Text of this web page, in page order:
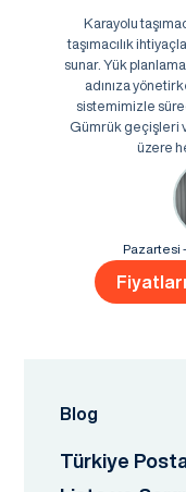
Karayolu
taşımacılık
sunar. Yük
adınıza
sistemimizle
Gümrük geçişleri
üzere
Pazartesi
Blog
Türkiye